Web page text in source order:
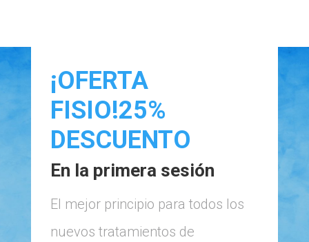
¡OFERTA
FISIO!25%
DESCUENTO
En la primera sesión
El mejor principio para todos los
nuevos tratamientos de